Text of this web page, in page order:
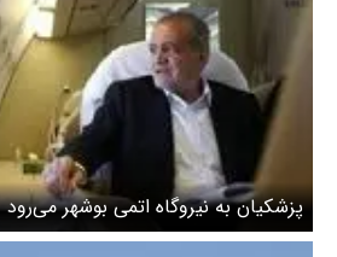
پزشکیان به نیروگاه اتمی بوشهر می‌رود